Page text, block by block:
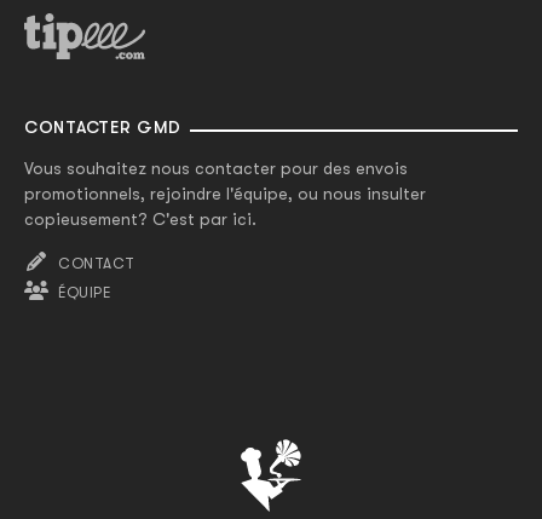
CONTACTER GMD
Vous souhaitez nous contacter pour des envois
promotionnels, rejoindre l'équipe, ou nous insulter
copieusement? C'est par ici.
CONTACT
ÉQUIPE